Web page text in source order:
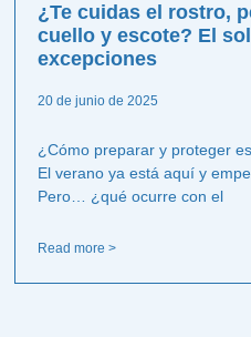
¿Te cuidas el rostro,
cuello y escote? El
excepciones
20 de junio de 2025
¿Cómo preparar y proteger
El verano ya está aquí y
Pero… ¿qué ocurre con el
Read more >